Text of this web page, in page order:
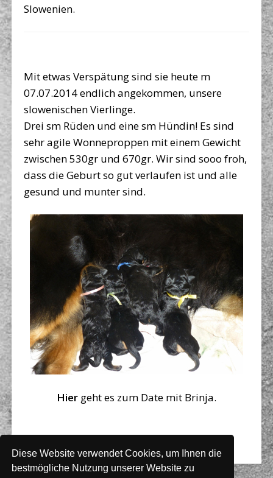
Slowenien.
Mit etwas Verspätung sind sie heute m
07.07.2014 endlich angekommen, unsere
slowenischen Vierlinge.
Drei sm Rüden und eine sm Hündin! Es sind
sehr agile Wonneproppen mit einem Gewicht
zwischen 530gr und 670gr. Wir sind sooo froh,
dass die Geburt so gut verlaufen ist und alle
gesund und munter sind.
Hier geht es zum Date mit Brinja.
Diese Website verwendet Cookies, um Ihnen die
bestmögliche Nutzung unserer Website zu